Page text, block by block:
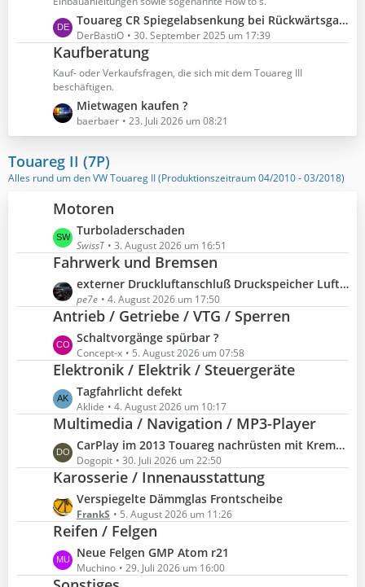
g
e
e
i
t
r
ä
g
e
e
B
e
i
t
r
ä
e
L
e
t
z
t
e
B
e
t
r
g
e
Touareg CR Spiegelabsenkung bei Rückwärtsgang
DerBastiO 30. September 2025 um 17:39
Kaufberatung
Kauf- oder Verkaufsfragen, die sich mit dem Touareg III
beschäftigen.
L
e
t
t
e
B
e
i
t
r
ä
g
e
Mietwagen kaufen ?
baerbaer 23. Juli 2026 um 08:21
Touareg II (7P)
Alles rund um den VW Touareg II (Produktionszeitraum 04/2010 - 03/2018)
Motoren
L
e
t
z
t
e
e
i
t
r
ä
g
e
Turboladerschaden
SwissT 3. August 2026 um 16:51
Fahrwerk und Bremsen
L
e
t
z
t
e
e
i
t
r
ä
g
e
externer Druckluftanschluß Druckspeicher Luftfahrwerk
pe7e 4. August 2026 um 17:50
Antrieb / Getriebe / VTG / Sperren
L
e
t
z
t
e
e
i
t
r
ä
g
e
Schaltvorgänge spürbar ?
Concept-x 5. August 2026 um 07:58
Elektronik / Elektrik / Steuergeräte
L
e
t
z
t
e
e
i
t
r
ä
Tagfahrlicht defekt
Aklide 4. August 2026 um 10:17
Multimedia / Navigation / MP3-Player
L
e
t
t
e
e
i
CarPlay im 2013 Touareg nachrüsten mit Kremer Sino Modul - OEM Mikrofon / RNS850-B
Dogopit 30. Juli 2026 um 22:50
Karosserie / Innenausstattung
L
e
t
z
t
e
Verspiegelte Dämmglas Frontscheibe
FrankS 5. August 2026 um 11:26
Reifen / Felgen
L
e
Neue Felgen GMP Atom r21
Muchino 29. Juli 2026 um 16:00